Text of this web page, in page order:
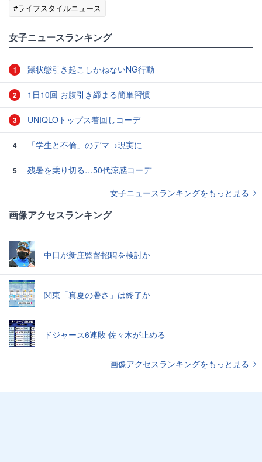
#ライフスタイルニュース
女子ニュースランキング
1 躁状態引き起こしかねないNG行動
2 1日10回 お腹引き締まる簡単習慣
3 UNIQLOトップス着回しコーデ
4 「学生と不倫」のデマ→現実に
5
残暑を乗り切る…50代涼感コーデ
女子ニュースランキングをもっと見る
画像アクセスランキング
中日が新庄監督招聘を検討か
関東「真夏の暑さ」は終了か
ドジャース6連敗 佐々木が止める
画像アクセスランキングをもっと見る